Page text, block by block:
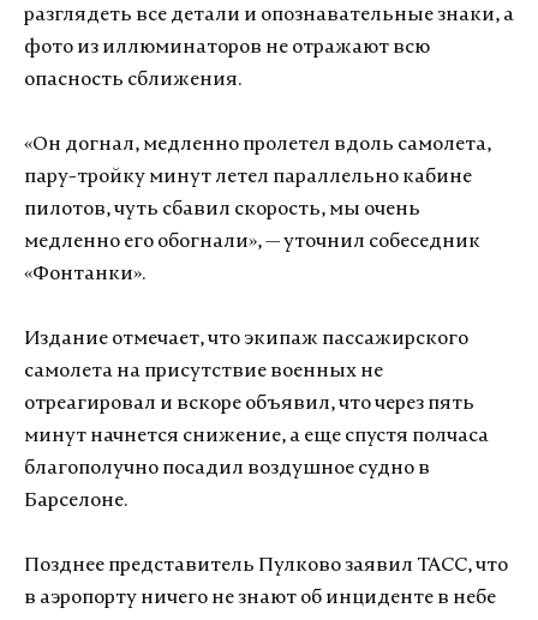
разглядеть все детали и опознавательные знаки, а
фото из иллюминаторов не отражают всю
опасность сближения.
«Он догнал, медленно пролетел вдоль самолета,
пару-тройку минут летел параллельно кабине
пилотов, чуть сбавил скорость, мы очень
медленно его обогнали», — уточнил собеседник
«Фонтанки».
Издание отмечает, что экипаж пассажирского
самолета на присутствие военных не
отреагировал и вскоре объявил, что через пять
минут начнется снижение, а еще спустя полчаса
благополучно посадил воздушное судно в
Барселоне.
Позднее представитель Пулково заявил ТАСС, что
в аэропорту ничего не знают об инциденте в небе